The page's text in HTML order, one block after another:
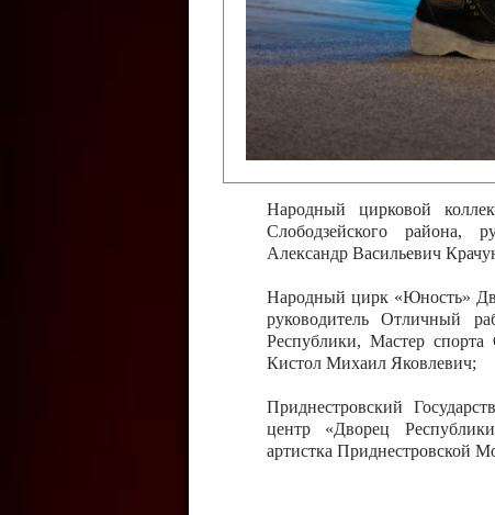
Образцовый эстрадно-
творчества с. Чобручи,
Владимирович;
Образцовый цирковой
Тирасполь, руководитель
Молдавской Республики
Народный цирковой
Слободзейского района,
Александр Васильевич
Народный цирк «Юность»
руководитель Отличный
Республики, Мастер спорта
Кистол Михаил Яковлевич;
Приднестровский
центр «Дворец
артистка Приднестровской